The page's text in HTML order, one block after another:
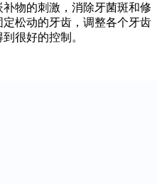
物的刺激，消除牙菌斑和修
松动的牙齿，调整各个牙齿
很好的控制。